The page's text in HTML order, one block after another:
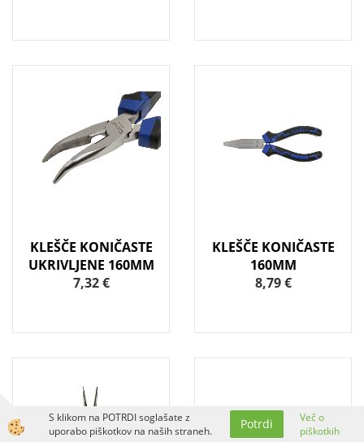
KLEŠČE KONIČASTE
UKRIVLJENE 160MM
7,32 €
KLEŠČE KONIČASTE
160MM
8,79 €
S klikom na POTRDI soglašate z
uporabo piškotkov na naših straneh.
Potrdi
Več o
piškotkih